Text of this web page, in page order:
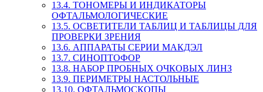
13.4. ТОНОМЕРЫ И ИНДИКАТОРЫ
ОФТАЛЬМОЛОГИЧЕСКИЕ
13.5. ОСВЕТИТЕЛИ ТАБЛИЦ И ТАБЛИЦЫ ДЛЯ
ПРОВЕРКИ ЗРЕНИЯ
13.6. АППАРАТЫ СЕРИИ МАКДЭЛ
13.7. СИНОПТОФОР
13.8. НАБОР ПРОБНЫХ ОЧКОВЫХ ЛИНЗ
13.9. ПЕРИМЕТРЫ НАСТОЛЬНЫЕ
13.10. ОФТАЛЬМОСКОПЫ